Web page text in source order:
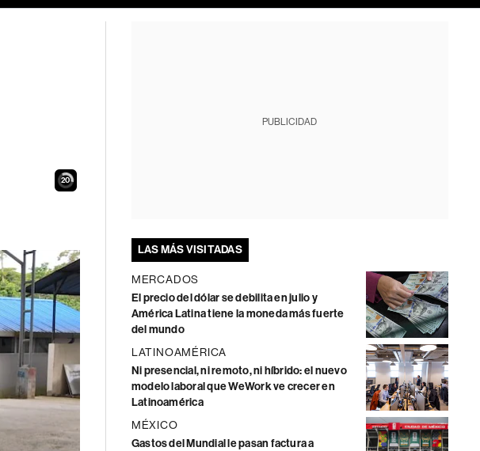
19
PUBLICIDAD
LAS MÁS VISITADAS
MERCADOS
El precio del dólar se debilita en julio y
América Latina tiene la moneda más fuerte
del mundo
LATINOAMÉRICA
Ni presencial, ni remoto, ni híbrido: el nuevo
modelo laboral que WeWork ve crecer en
Latinoamérica
MÉXICO
Gastos del Mundial le pasan factura a